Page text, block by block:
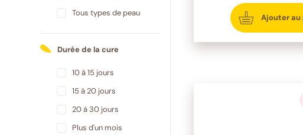
Tous types de peau
Durée de la cure
10 à 15 jours
15 à 20 jours
20 à 30 jours
Plus d'un mois
Ajouter au